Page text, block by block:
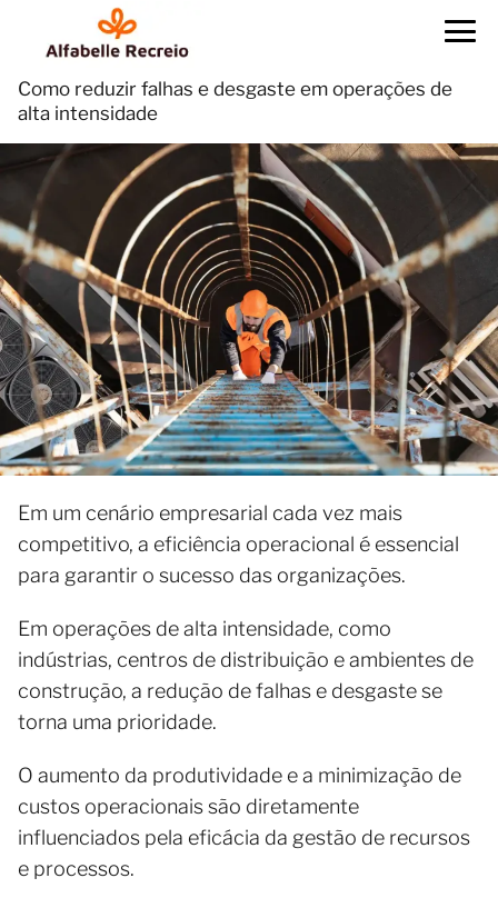
Como reduzir falhas e desgaste em operações de
alta intensidade
Em um cenário empresarial cada vez mais
competitivo, a eficiência operacional é essencial
para garantir o sucesso das organizações.
Em operações de alta intensidade, como
indústrias, centros de distribuição e ambientes de
construção, a redução de falhas e desgaste se
torna uma prioridade.
O aumento da produtividade e a minimização de
custos operacionais são diretamente
influenciados pela eficácia da gestão de recursos
e processos.